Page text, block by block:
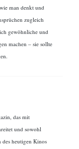
man denkt und
zugleich
gewöhnliche und
machen – sie sollte
das mit
und sowohl
des heutigen Kinos